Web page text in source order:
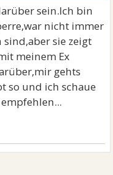
sein.Ich bin
nicht immer
sie zeigt
meinem Ex
gehts
so und ich schaue